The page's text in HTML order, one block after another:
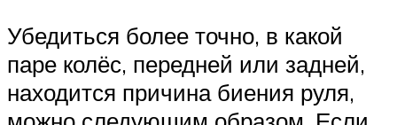
Убедиться более точно, в какой
паре колёс, передней или задней,
находится причина биения руля,